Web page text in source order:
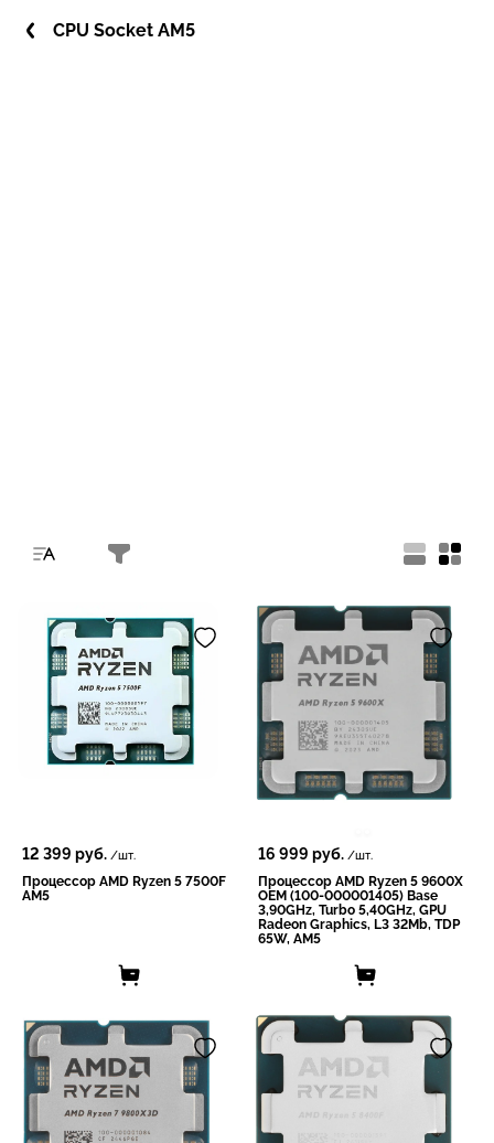
CPU Socket AM5
12 399 руб. /шт.
Процессор AMD Ryzen 5 7500F
AM5
16 999 руб. /шт.
Процессор AMD Ryzen 5 9600X
OEM (100-000001405) Base
3,90GHz, Turbo 5,40GHz, GPU
Radeon Graphics, L3 32Mb, TDP
65W, AM5